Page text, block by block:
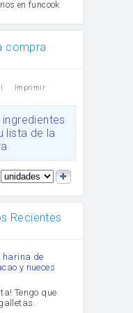
en funcook
compra
Imprimir
lista de la
Recientes
harina de
y nueces
Tengo que